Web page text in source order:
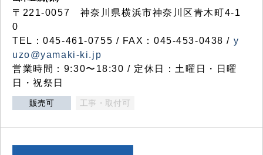
〒221-0057 神奈川県横浜市神奈川区青木町4-1
0
TEL：045-461-0755 / FAX：045-453-0438 / y
uzo@yamaki-ki.jp
営業時間：9:30〜18:30 / 定休日：土曜日・日曜
日・祝祭日
販売可 工事・取付可